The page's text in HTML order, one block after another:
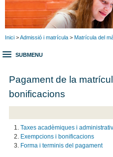
Inici >Admissió i matrícula > Matrícula del
SUBMENU
Pagament de la
bonificacions
Taxes acadèmiques i
Exempcions i bonificacions
Forma i terminis del pagament